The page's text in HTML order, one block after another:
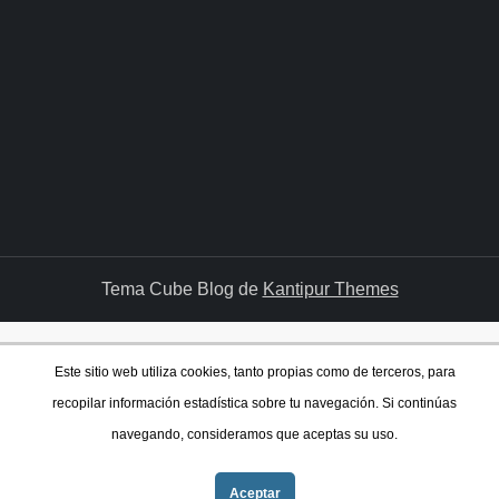
Tema Cube Blog de Kantipur Themes
Este sitio web utiliza cookies, tanto propias como de terceros, para
recopilar información estadística sobre tu navegación. Si continúas
navegando, consideramos que aceptas su uso.
Aceptar